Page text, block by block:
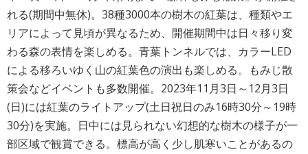
れる(期間中無休)。38種3000本の樹木の紅葉は、種類やエ
リアによって見頃が異なるため、開催期間中は日々移り変
わる森の表情を楽しめる。青葉トンネルでは、カラーLED
による移ろいゆく山の紅葉色の演出も楽しめる。もみじ散
策会などイベントも多数開催。2023年11月3日～12月3日
(日)には紅葉のライトアップ(土日祝日のみ16時30分～19時
30分)を実施。日中には見られない幻想的な樹木の様子が一
部区域で観賞できる。標高が高く少し肌寒いことがあるの